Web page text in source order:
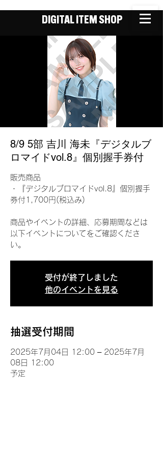
DIGITAL ITEM SHOP
8/9 5部 吉川 海未『デジタルブ
ロマイドvol.8』個別握手券付
販売商品
・『デジタルブロマイドvol.8』個別握手
券付1,700円(税込み)
商品やイベントの詳細、応募期間などは
以下イベントについてをご確認くださ
い。
受付が終了しました
他のイベントを見る
抽選受付期間
2025年7月04日 12:00 – 2025年7月
08日 12:00
予定